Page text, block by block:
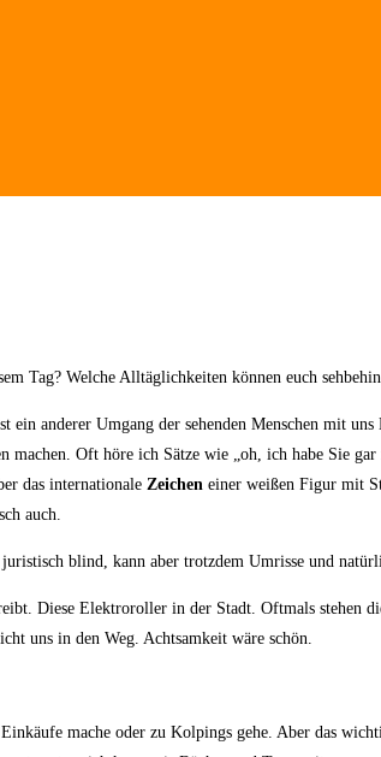
Tag? Welche Alltäglichkeiten können euch
ein anderer Umgang der sehenden Menschen mit
machen. Oft höre ich Sätze wie „oh, ich habe Sie
das internationale Zeichen einer weißen Figur mit
auch.
blind, kann aber trotzdem Umrisse und
Diese Elektroroller in der Stadt. Oftmals
uns in den Weg. Achtsamkeit wäre schön.
mache oder zu Kolpings gehe. Aber das